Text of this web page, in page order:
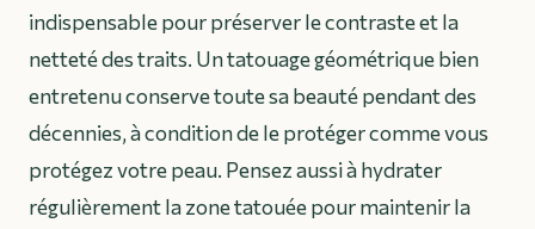
indispensable pour préserver le contraste et la
netteté des traits. Un tatouage géométrique bien
entretenu conserve toute sa beauté pendant des
décennies, à condition de le protéger comme vous
protégez votre peau. Pensez aussi à hydrater
régulièrement la zone tatouée pour maintenir la